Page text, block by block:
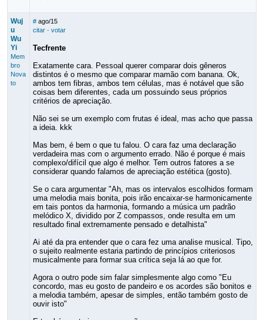
Wuj
u
Wu
Yi
Mem
bro
Nova
to
# ago/15
citar· votar
Tecfrente
Exatamente cara. Pessoal querer comparar dois gêneros
distintos é o mesmo que comparar mamão com banana. Ok,
ambos tem fibras, ambos tem células, mas é notável que são
coisas bem diferentes, cada um possuindo seus próprios
critérios de apreciação.
Não sei se um exemplo com frutas é ideal, mas acho que passa
a ideia. kkk
Mas bem, é bem o que tu falou. O cara faz uma declaração
verdadeira mas com o argumento errado. Não é porque é mais
complexo/difícil que algo é melhor. Tem outros fatores a se
considerar quando falamos de apreciação estética (gosto).
Se o cara argumentar "Ah, mas os intervalos escolhidos formam
uma melodia mais bonita, pois irão encaixar-se harmonicamente
em tais pontos da harmonia, formando a música um padrão
melódico X, dividido por Z compassos, onde resulta em um
resultado final extremamente pensado e detalhista"
Ai até da pra entender que o cara fez uma analise musical. Tipo,
o sujeito realmente estaria partindo de princípios criteriosos
musicalmente para formar sua crítica seja lá ao que for.
Agora o outro pode sim falar simplesmente algo como "Eu
concordo, mas eu gosto de pandeiro e os acordes são bonitos e
a melodia também, apesar de simples, então também gosto de
ouvir isto"